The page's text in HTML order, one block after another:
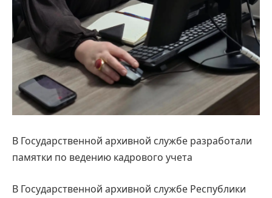
В Государственной архивной службе разработали
памятки по ведению кадрового учета
В Государственной архивной службе Республики